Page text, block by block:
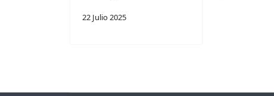
22 Julio 2025